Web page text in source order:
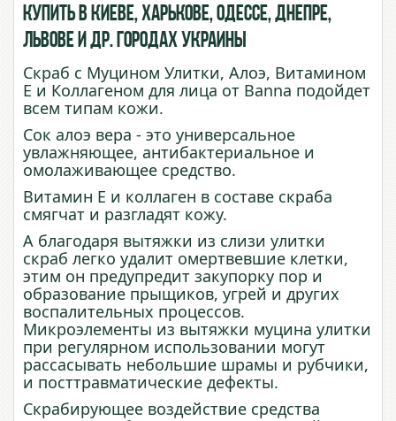
купить в Киеве, Харькове, Одессе, Днепре,
Львове и др. городах Украины
Скраб с Муцином Улитки, Алоэ, Витамином
Е и Коллагеном для лица от Banna подойдет
всем типам кожи.
Сок алоэ вера - это универсальное
увлажняющее, антибактериальное и
омолаживающее средство.
Витамин Е и коллаген в составе скраба
смягчат и разгладят кожу.
А благодаря вытяжки из слизи улитки
скраб легко удалит омертвевшие клетки,
этим он предупредит закупорку пор и
образование прыщиков, угрей и других
воспалительных процессов.
Микроэлементы из вытяжки муцина улитки
при регулярном использовании могут
рассасывать небольшие шрамы и рубчики,
и посттравматические дефекты.
Скрабирующее воздействие средства